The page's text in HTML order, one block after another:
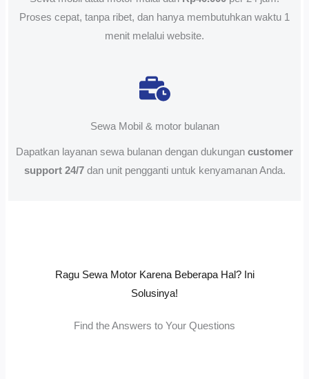
Proses cepat, tanpa ribet, dan hanya membutuhkan waktu 1
menit melalui website.
Sewa Mobil & motor bulanan
Dapatkan layanan sewa bulanan dengan dukungan customer
support 24/7dan unit pengganti untuk kenyamanan Anda.
Ragu Sewa Motor Karena Beberapa Hal? Ini
Solusinya!
Find the Answers to Your Questions